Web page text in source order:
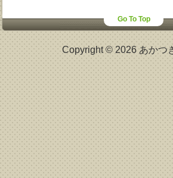
Go To Top
Copyright © 2026 あかつ